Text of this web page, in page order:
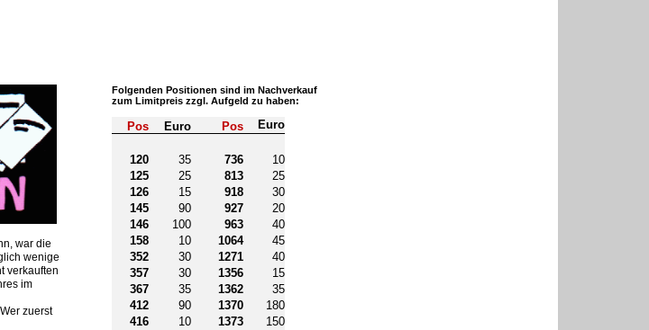
war die
wenige
verkauften
im
zuerst
Folgenden Positionen sind im Nachverkauf
zum Limitpreis zzgl. Aufgeld zu haben:
Pos Euro Pos Euro
120 35 736
10
125
25 813
25
126
15 918
30
145
90 927
20
146
100 963
40
158
10 1064
45
352
30 1271
40
357
30 1356
15
367
35 1362
35
412
90 1370
180
416
10 1373
150